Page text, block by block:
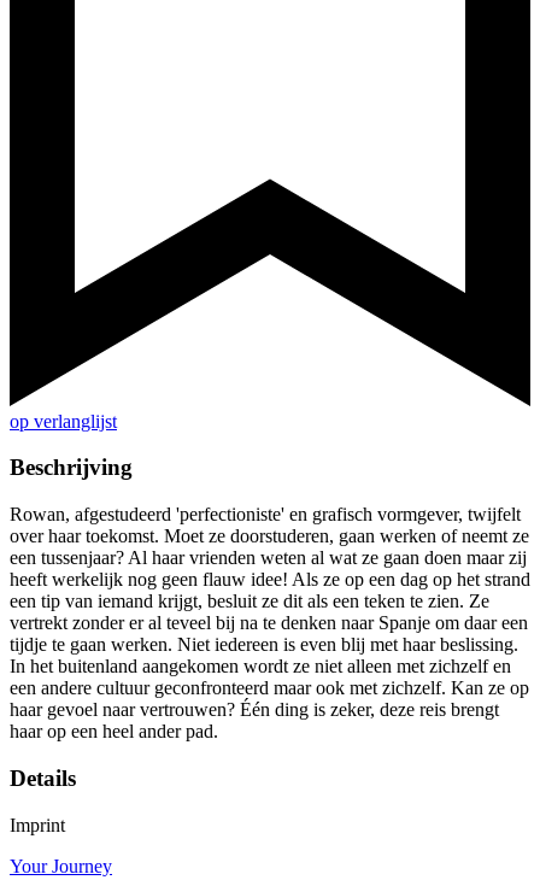
op verlanglijst
Beschrijving
Rowan, afgestudeerd 'perfectioniste' en grafisch vormgever, twijfelt
over haar toekomst. Moet ze doorstuderen, gaan werken of neemt ze
een tussenjaar? Al haar vrienden weten al wat ze gaan doen maar zij
heeft werkelijk nog geen flauw idee! Als ze op een dag op het strand
een tip van iemand krijgt, besluit ze dit als een teken te zien. Ze
vertrekt zonder er al teveel bij na te denken naar Spanje om daar een
tijdje te gaan werken. Niet iedereen is even blij met haar beslissing.
In het buitenland aangekomen wordt ze niet alleen met zichzelf en
een andere cultuur geconfronteerd maar ook met zichzelf. Kan ze op
haar gevoel naar vertrouwen? Één ding is zeker, deze reis brengt
haar op een heel ander pad.
Details
Imprint
Your Journey